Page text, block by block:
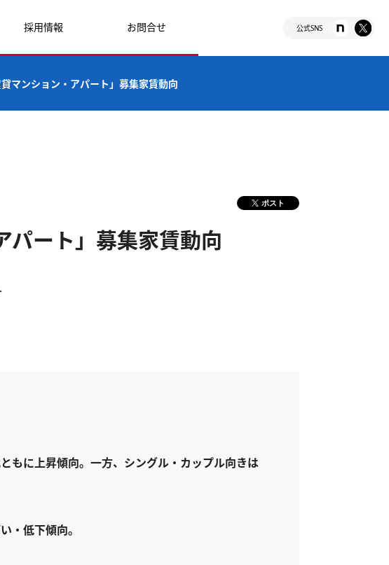
採用情報 お問合せ 公式SNS
マンション・アパート」募集家賃動向
ポスト
パート」募集家賃動向
もに上昇傾向。一方、シングル・カップル向きは
・低下傾向。